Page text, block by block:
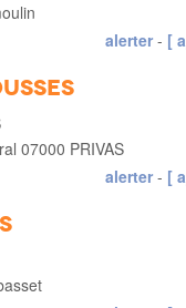
alerter - [
07000 PRIVAS
alerter - [